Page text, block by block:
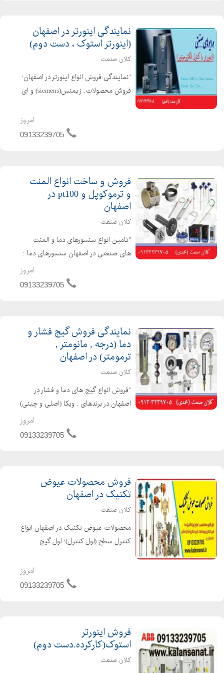
نمایندگی اینورتر در اصفهان
(اینورتر استوک ، دست دوم)
کلان صنعت
"نمایندگی فروش انواع اینورتر در اصفهان:
فروش محصولات: زیمنس(siemens) و ای
نماینده فروش اینورتر : اینورتر های ال
اس(ls) و دلتا (delta) و تکو(teco) و
امروز
09133239705
فروش و ساخت انواع المنت
و ترموکوپل و pt100 در
اصفهان
کلان صنعت
"تامین انواع سنسورهای دما و المنت
های صنعتی در اصفهان سنسورهای دما :
(pt100,pt1000,ni100,...) و ترموول ها و.....
امروز
09133239705
نمایندگی فروش گیج فشار و
دما (درجه , مانومتر ,
ترمومتر) در اصفهان
کلان صنعت
"فروش انواع گیج های دما و فشار در
اصفهان در برندهای : ویکا (اصلی و چینی)
، پاور کنترل ، دلتا کنترل ، پکنز و انواع
برند های چینی گیج ها به صورت :
امروز
09133239705
فروش محصولات عیوض
تکنیک در اصفهان
کلان صنعت
محصولات عیوض تکنیک در اصفهان انواع
کنترل سطح (لول کنترل): لول گیج
مایعات،لول ترانسمیتر، شیرکنترلی(کنترل
امروز
09133239705
فروش اینورتر
استوک(کارکرده.دست دوم)
کلان صنعت